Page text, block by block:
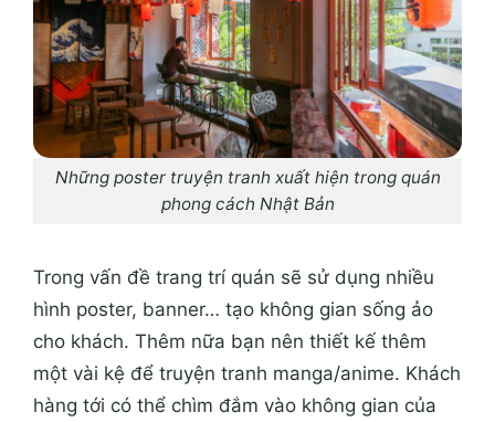
Những poster truyện tranh xuất hiện trong quán
phong cách Nhật Bản
Trong vấn đề trang trí quán sẽ sử dụng nhiều
hình poster, banner… tạo không gian sống ảo
cho khách. Thêm nữa bạn nên thiết kế thêm
một vài kệ để truyện tranh manga/anime. Khách
hàng tới có thể chìm đắm vào không gian của